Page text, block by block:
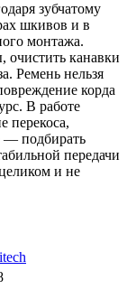
зубчатому
шкивов и в
монтажа.
канавки
Ремень нельзя
корда
В работе
перекоса,
— подбирать
передачи
и не